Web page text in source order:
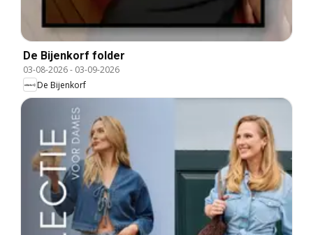
De Bijenkorf folder
03-08-2026- 03-09-2026
De Bijenkorf